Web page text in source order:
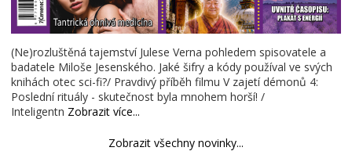
(Ne)rozluštěná tajemství Julese Verna pohledem spisovatele a
badatele Miloše Jesenského. Jaké šifry a kódy používal ve svých
knihách otec sci-fi?/ Pravdivý příběh filmu V zajetí démonů 4:
Poslední rituály - skutečnost byla mnohem horší! /
Inteligentn Zobrazit více...
Zobrazit všechny novinky...